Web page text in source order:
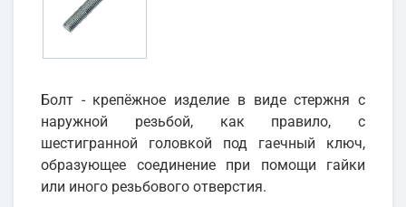
Болт - крепёжное изделие в виде стержня с
наружной резьбой, как правило, с
шестигранной головкой под гаечный ключ,
образующее соединение при помощи гайки
или иного резьбового отверстия.